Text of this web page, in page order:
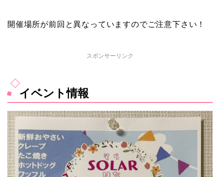
開催場所が前回と異なっていますのでご注意下さい！
スポンサーリンク
イベント情報